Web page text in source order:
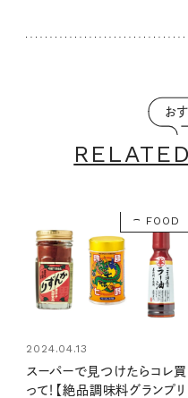
お
FOOD
2024.04.13
スーパーで見つけたらコレ買
って！【絶品調味料グランプリ